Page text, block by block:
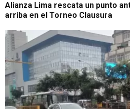
Alianza Lima rescata un punto
arriba en el Torneo Clausura